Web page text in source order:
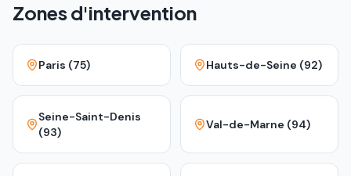
Zones d'intervention
Paris (75) Hauts-de-Seine (92)
Seine-Saint-Denis
(93)
Val-de-Marne (94)